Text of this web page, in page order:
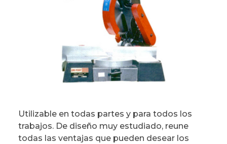
Utilizable en todas partes y para todos los
trabajos. De diseño muy estudiado, reune
todas las ventajas que pueden desear los